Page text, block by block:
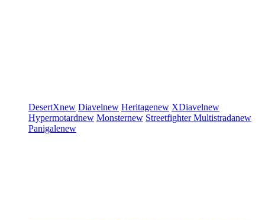
DesertXnew Diavelnew Heritagenew XDiavelnew
Hypermotardnew Monsternew StreetfighterMultistradanew
Panigalenew